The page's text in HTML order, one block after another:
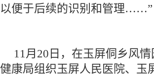
以便于后续的识别和管理……”
11月20日，在玉屏侗乡风
健康局组织玉屏人民医院、玉